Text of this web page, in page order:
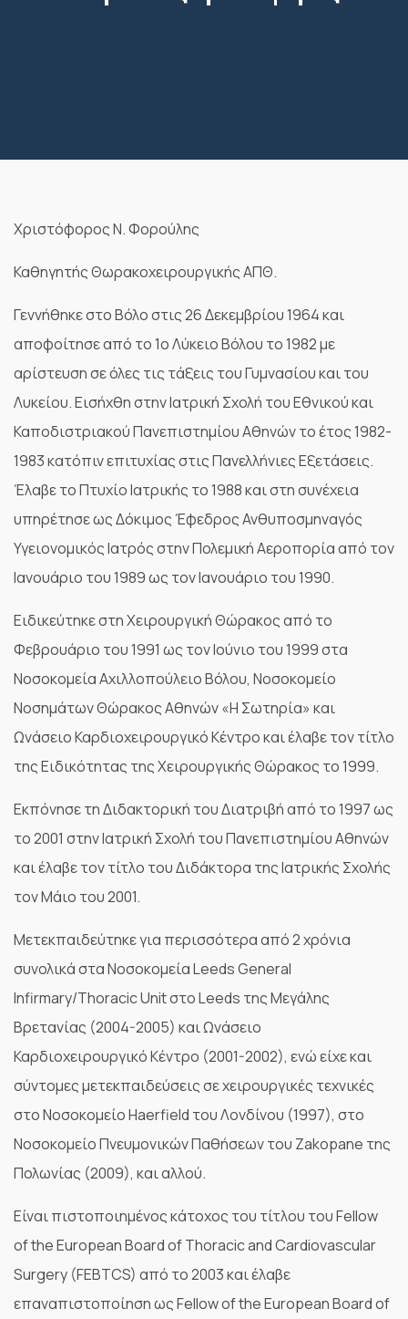
Χριστόφορος Ν. Φορούλης
Καθηγητής Θωρακοχειρουργικής ΑΠΘ.
Γεννήθηκε στο Βόλο στις 26 Δεκεμβρίου 1964 και
αποφοίτησε από το 1ο Λύκειο Βόλου το 1982 με
αρίστευση σε όλες τις τάξεις του Γυμνασίου και του
Λυκείου. Εισήχθη στην Ιατρική Σχολή του Εθνικού και
Καποδιστριακού Πανεπιστημίου Αθηνών το έτος 1982-
1983 κατόπιν επιτυχίας στις Πανελλήνιες Εξετάσεις.
Έλαβε το Πτυχίο Ιατρικής το 1988 και στη συνέχεια
υπηρέτησε ως Δόκιμος Έφεδρος Ανθυποσμηναγός
Υγειονομικός Ιατρός στην Πολεμική Αεροπορία από τον
Ιανουάριο του 1989 ως τον Ιανουάριο του 1990.
Ειδικεύτηκε στη Χειρουργική Θώρακος από το
Φεβρουάριο του 1991 ως τον Ιούνιο του 1999 στα
Νοσοκομεία Αχιλλοπούλειο Βόλου, Νοσοκομείο
Νοσημάτων Θώρακος Αθηνών «Η Σωτηρία» και
Ωνάσειο Καρδιοχειρουργικό Κέντρο και έλαβε τον τίτλο
της Ειδικότητας της Χειρουργικής Θώρακος το 1999.
Εκπόνησε τη Διδακτορική του Διατριβή από το 1997 ως
το 2001 στην Ιατρική Σχολή του Πανεπιστημίου Αθηνών
και έλαβε τον τίτλο του Διδάκτορα της Ιατρικής Σχολής
τον Μάιο του 2001.
Μετεκπαιδεύτηκε για περισσότερα από 2 χρόνια
συνολικά στα Νοσοκομεία Leeds General
Infirmary/Thoracic Unit στο Leeds της Μεγάλης
Βρετανίας (2004-2005) και Ωνάσειο
Καρδιοχειρουργικό Κέντρο (2001-2002), ενώ είχε και
σύντομες μετεκπαιδεύσεις σε χειρουργικές τεχνικές
στο Νοσοκομείο Haerfield του Λονδίνου (1997), στο
Νοσοκομείο Πνευμονικών Παθήσεων του Zakopane της
Πολωνίας (2009), και αλλού.
Είναι πιστοποιημένος κάτοχος του τίτλου του Fellow
of the European Board of Thoracic and Cardiovascular
Surgery (FEBTCS) από το 2003 και έλαβε
επαναπιστοποίηση ως Fellow of the European Board of